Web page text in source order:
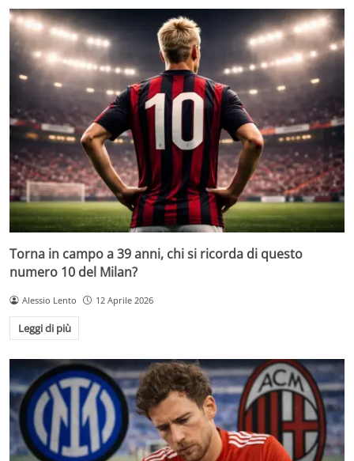
Torna in campo a 39 anni, chi si ricorda di questo
numero 10 del Milan?
Alessio Lento 12 Aprile 2026
Leggi di più